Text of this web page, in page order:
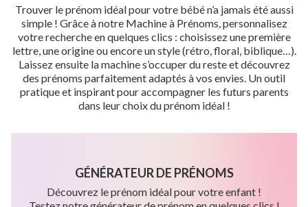
Trouver le prénom idéal pour votre bébé n’a jamais été aussi
simple ! Grâce à notre Machine à Prénoms, personnalisez
votre recherche en quelques clics : choisissez une première
lettre, une origine ou encore un style (rétro, floral, biblique…).
Laissez ensuite la machine s’occuper du reste et découvrez
des prénoms parfaitement adaptés à vos envies. Un outil
pratique et inspirant pour accompagner les futurs parents
dans leur choix du prénom idéal !
GÉNÉRATEUR DE PRÉNOMS
Découvrez le prénom idéal pour votre enfant !